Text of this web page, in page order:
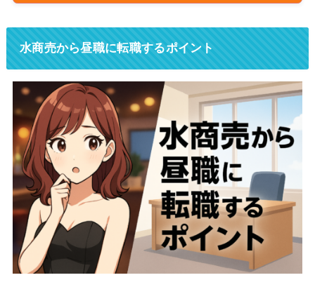
水商売から昼職に転職するポイント